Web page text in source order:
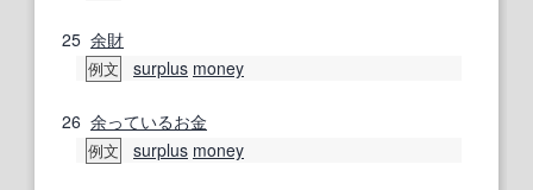
25 余財
例文 surplus money
26 余っているお金
例文 surplus money